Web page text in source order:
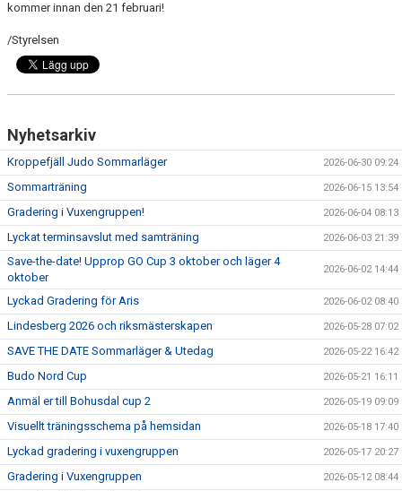
kommer innan den 21 februari!
/Styrelsen
Nyhetsarkiv
Kroppefjäll Judo Sommarläger 2026-06-30 09:24
Sommarträning 2026-06-15 13:54
Gradering i Vuxengruppen! 2026-06-04 08:13
Lyckat terminsavslut med samträning 2026-06-03 21:39
Save-the-date! Upprop GO Cup 3 oktober och läger 4
oktober
2026-06-02 14:44
Lyckad Gradering för Aris 2026-06-02 08:40
Lindesberg 2026 och riksmästerskapen 2026-05-28 07:02
SAVE THE DATE Sommarläger & Utedag 2026-05-22 16:42
Budo Nord Cup 2026-05-21 16:11
Anmäl er till Bohusdal cup 2 2026-05-19 09:09
Visuellt träningsschema på hemsidan 2026-05-18 17:40
Lyckad gradering i vuxengruppen 2026-05-17 20:27
Gradering i Vuxengruppen 2026-05-12 08:44